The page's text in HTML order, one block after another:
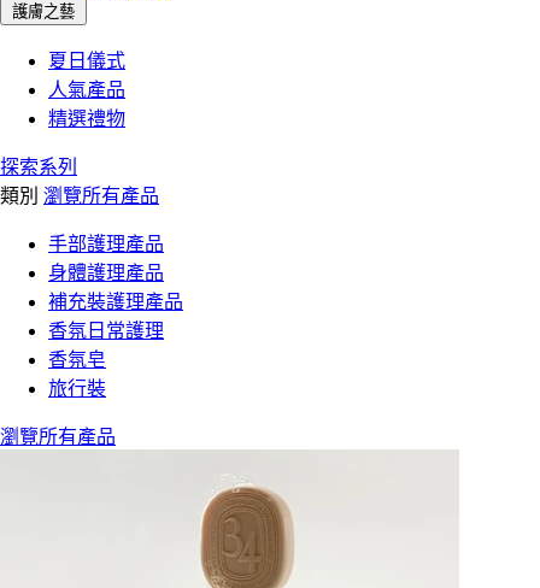
護膚之藝
夏日儀式
人氣產品
精選禮物
探索系列
類別 瀏覽所有產品
手部護理產品
身體護理產品
補充裝護理產品
香氛日常護理
香氛皂
旅行裝
瀏覽所有產品